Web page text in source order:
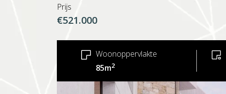
Prijs
€521.000
Woonoppervlakte
85m2